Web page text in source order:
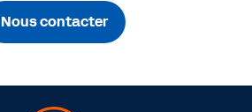
Nous contacter